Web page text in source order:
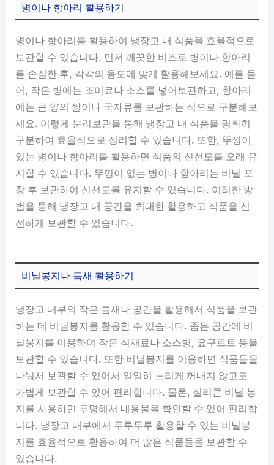
병이나 항아리 활용하기
병이나 항아리를 활용하여 냉장고 내 식품을 효율적으로
보관할 수 있습니다. 먼저 깨끗한 비즈로 병이나 항아리
를 손질한 후, 각각의 용도에 맞게 활용해보세요. 예를 들
어, 작은 병에는 조미료나 소스를 넣어보관하고, 항아리
에는 큰 양의 쌀이나 국자류를 보관하는 식으로 구분해보
세요. 이렇게 분리보관을 통해 냉장고 내 식품을 명확히
구분하여 효율적으로 정리할 수 있습니다. 또한, 뚜껑이
있는 병이나 항아리를 활용하면 식품의 신선도를 오래 유
지할 수 있습니다. 뚜껑이 없는 병이나 항아리는 비닐 포
장 후 보관하여 신선도를 유지할 수 있습니다. 이러한 방
법을 통해 냉장고 내 공간을 최대한 활용하고 식품을 신
선하게 보관할 수 있습니다.
비닐봉지나 틈새 활용하기
냉장고 내부의 작은 틈새나 공간을 활용해서 식품을 보관
하는 데 비닐봉지를 활용할 수 있습니다. 좁은 공간에 비
닐봉지를 이용하여 작은 식재료나 소스병, 요구르트 등을
보관할 수 있습니다. 또한 비닐봉지를 이용하면 식품들을
나눠서 보관할 수 있어서 일일히 느리게 꺼내지 않고도
가볍게 보관할 수 있어 편리합니다. 물론, 실리콘 비닐 봉
지를 사용하면 투명해서 내용물을 확인할 수 있어 편리합
니다. 냉장고 내부에서 두루두루 활용할 수 있는 비닐봉
지를 효율적으로 활용하여 더 많은 식품들을 보관할 수
있습니다.